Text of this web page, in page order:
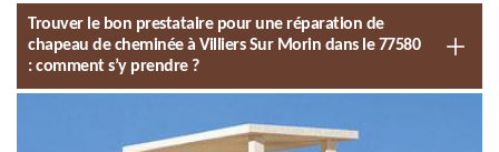
Trouver le bon prestataire pour une réparation de
chapeau de cheminée à Villiers Sur Morin dans le 77580
: comment s’y prendre ?